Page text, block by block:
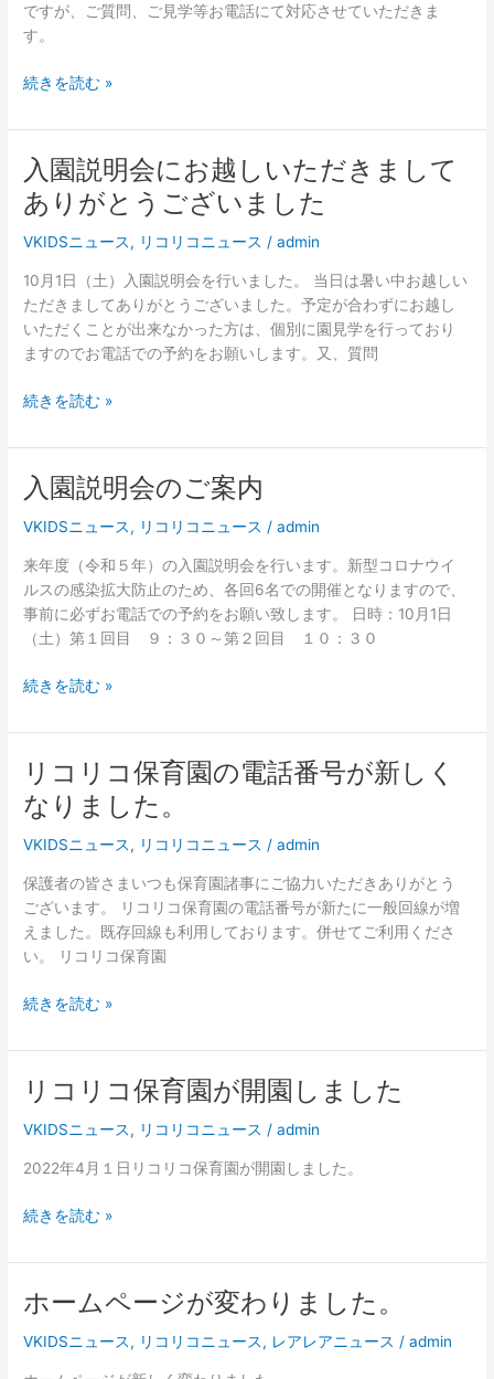
前
に
ず
電
話
で
の
予
を
お
願
い
し
す。
ですが、ご質問、ご見学等お電話にて対応させていただきま
す。
せ
フ
ォ
つ
い
て
続きを読む »
入園説明会にお越しいただきまして
ありがとうございました
VKIDSニュース, リコリコニュース /admin
10月1日（土）入園説明会を行いました。 当日は暑い中お越しい
ただきましてありがとうございました。予定が合わずにお越し
いただくことが出来なかった方は、個別に園見学を行っており
ますのでお電話での予約をお願いします。又、質問
入
園
説
明
に
お
越
し
た
ま
し
て
り
が
と
う
ご
ざ
し
た
続きを読む »
入園説明会のご案内
VKIDSニュース, リコリコニュース /admin
来年度（令和５年）の入園説明会を行います。新型コロナウイ
ルスの感染拡大防止のため、各回6名での開催となりますので、
事前に必ずお電話での予約をお願い致します。 日時：10月1日
（土）第１回目 ９：３０～第２回目 １０：３０
入
園
説
明
の
案
内
続きを読む »
リコリコ保育園の電話番号が新しく
なりました。
VKIDSニュース, リコリコニュース /admin
保護者の皆さまいつも保育園諸事にご協力いただきありがとう
ございます。 リコリコ保育園の電話番号が新たに一般回線が増
えました。既存回線も利用しております。併せてご利用くださ
い。 リコリコ保育園
リ
コ
リ
コ
育
園
の
電
番
新
し
く
ま
し
続きを読む »
リコリコ保育園が開園しました
VKIDSニュース, リコリコニュース /admin
2022年4月１日リコリコ保育園が開園しました。
リ
コ
リ
育
園
ま
続きを読む »
ホームページが変わりました。
VKIDSニュース, リコリコニュース, レアレアニュース /admin
ホ
ム